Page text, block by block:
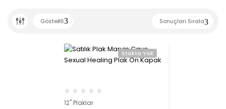
Sonuçları Sırala
Göster16
Stokta Yok
12" Plaklar